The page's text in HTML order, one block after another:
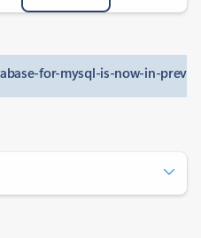
for-mysql-is-now-in-